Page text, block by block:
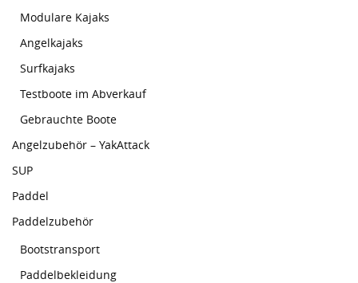
Modulare Kajaks
Angelkajaks
Surfkajaks
Testboote im Abverkauf
Gebrauchte Boote
Angelzubehör – YakAttack
SUP
Paddel
Paddelzubehör
Bootstransport
Paddelbekleidung